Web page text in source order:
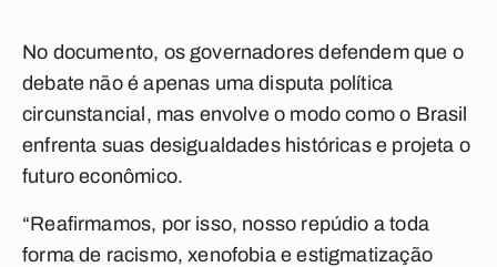
No documento, os governadores defendem que o
debate não é apenas uma disputa política
circunstancial, mas envolve o modo como o Brasil
enfrenta suas desigualdades históricas e projeta o
futuro econômico.
“Reafirmamos, por isso, nosso repúdio a toda
forma de racismo, xenofobia e estigmatização